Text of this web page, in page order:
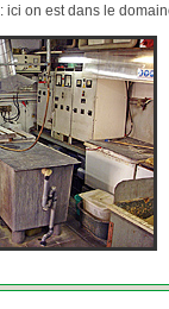
: ici on est dans le